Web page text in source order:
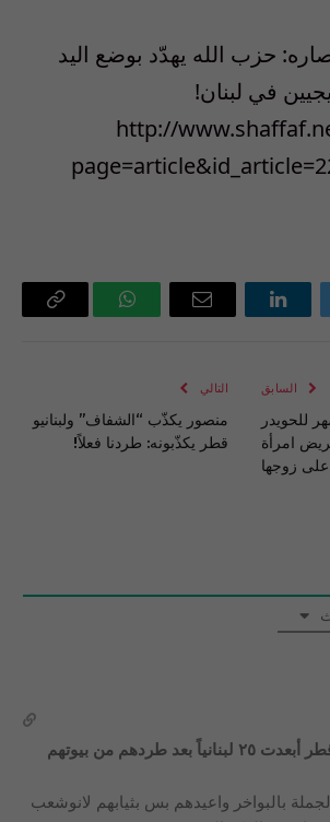
حزب الله يهدّد بوضع اليد
في لبنان!
->http://
لينكدإن
البريد
واتساب Copy
السابق
بالسجن 10 أشهر للحويدر
امرأة
على زوجها
التالي
منصور يكذّب “الشفاف” ولبنانيو
قطر يكذّبونه: طردنا فعلاً!
يصلون مساء اليوم: قطر أبعدت ٢٥ لبنانياً بعد طردهم من بيوتهم
بالبواخر واعيدهم بس بثيابهم لانوشعب